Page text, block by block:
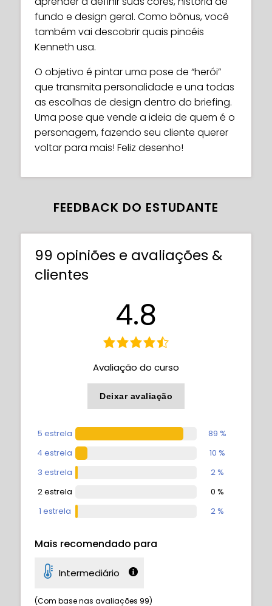
fundo e design geral. Como bônus, você
também vai descobrir quais pincéis
Kenneth usa.
O objetivo é pintar uma pose de “herói”
que transmita personalidade e una todas
as escolhas de design dentro do briefing.
Uma pose que vende a ideia de quem é o
personagem, fazendo seu cliente querer
voltar para mais! Feliz desenho!
FEEDBACK DO ESTUDANTE
99 opiniões e avaliações &
clientes
4.8
Avaliação do curso
Deixar avaliação
5 estrela
89 %
4 estrela
10 %
3 estrela
2 %
2 estrela
0 %
1 estrela
2 %
Mais recomendado para
Intermediário
(Com base nas avaliações 99)